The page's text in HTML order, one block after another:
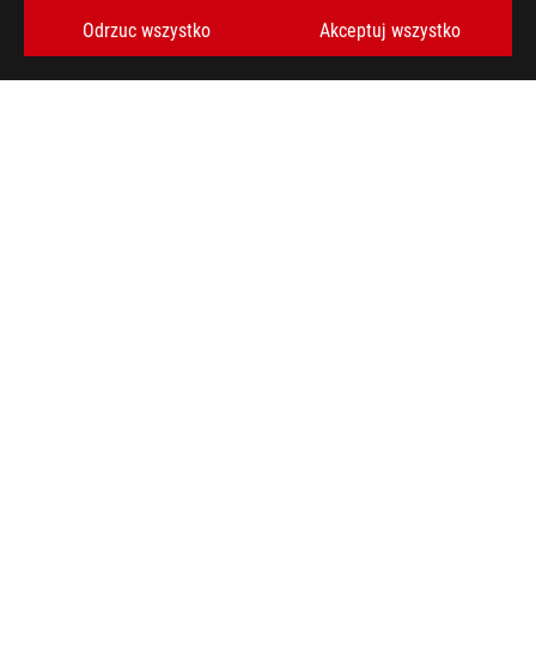
Odrzuc wszystko Akceptuj wszystko
dokładnych ofert. Produkty mogą nie być dostępne na
Specyfikacja i funkcje różnią się w zależności od modelu, a
stronach specyfikacji.